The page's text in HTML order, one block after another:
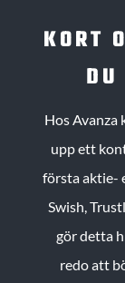
KORT
Hos Avanza
upp ett
första aktie-
Swish,
gör detta
redo att